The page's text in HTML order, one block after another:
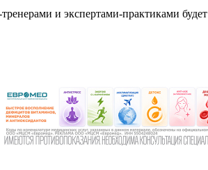
и экспертами-практиками будет